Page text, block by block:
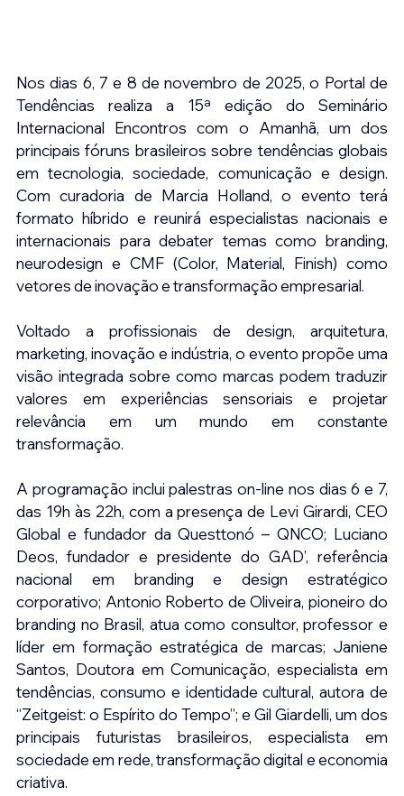
Nos dias 6, 7 e 8 de novembro de 2025, o Portal de
Tendências realiza a 15ª edição do Seminário
Internacional Encontros com o Amanhã, um dos
principais fóruns brasileiros sobre tendências globais
em tecnologia, sociedade, comunicação e design.
Com curadoria de Marcia Holland, o evento terá
formato híbrido e reunirá especialistas nacionais e
internacionais para debater temas como branding,
neurodesign e CMF (Color, Material, Finish) como
vetores de inovação e transformação empresarial.
Voltado a profissionais de design, arquitetura,
marketing, inovação e indústria, o evento propõe uma
visão integrada sobre como marcas podem traduzir
valores em experiências sensoriais e projetar
relevância em um mundo em constante
transformação.
A programação inclui palestras on-line nos dias 6 e 7,
das 19h às 22h, com a presença de Levi Girardi, CEO
Global e fundador da Questtonó – QNCO; Luciano
Deos, fundador e presidente do GAD’, referência
nacional em branding e design estratégico
corporativo; Antonio Roberto de Oliveira, pioneiro do
branding no Brasil, atua como consultor, professor e
líder em formação estratégica de marcas; Janiene
Santos, Doutora em Comunicação, especialista em
tendências, consumo e identidade cultural, autora de
“Zeitgeist: o Espírito do Tempo”; e Gil Giardelli, um dos
principais futuristas brasileiros, especialista em
sociedade em rede, transformação digital e economia
criativa.